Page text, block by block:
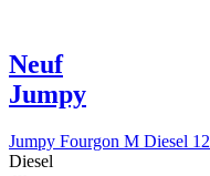
Neuf
Jumpy
Jumpy Fourgon M Diesel
Diesel